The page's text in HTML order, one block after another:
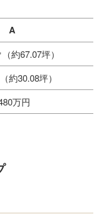
A
約67.07坪）
約30.08坪）
万円